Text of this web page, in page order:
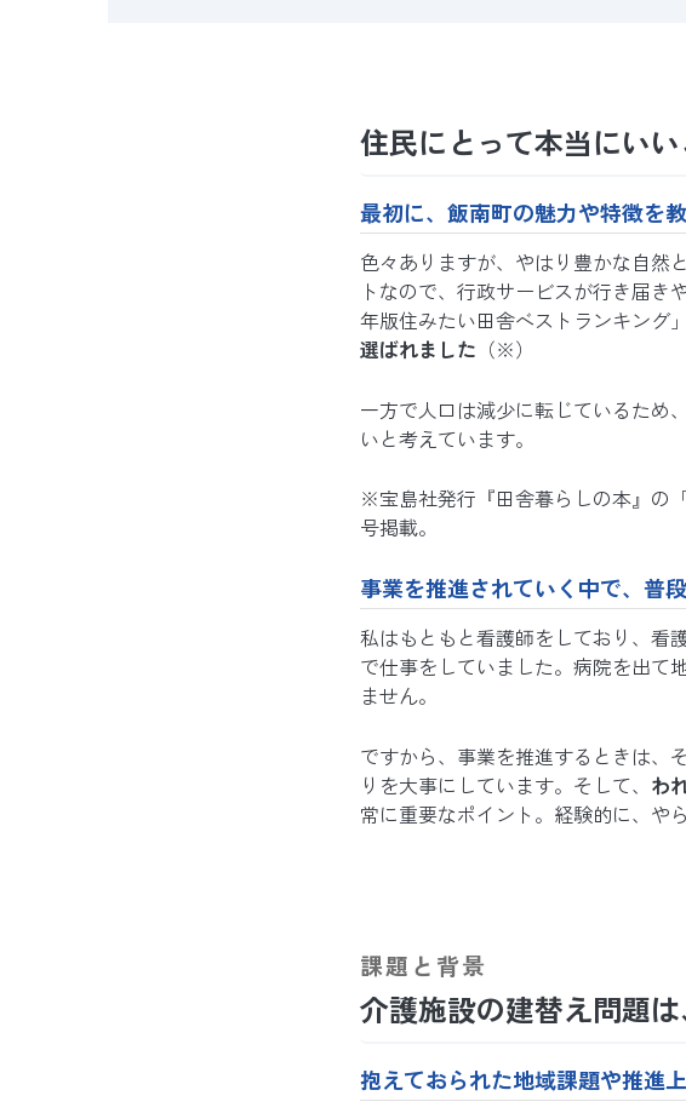
住民にとって本当にい
最初に、飯南町の魅力や特徴を
色々ありますが、やはり豊かな自然
トなので、行政サービスが行き届き
年版住みたい田舎ベストランキング
選ばれました （※）
一方で人口は減少に転じているため
いと考えています。
※宝島社発行『田舎暮らしの本』の
号掲載。
事業を推進されていく中で、普
私はもともと看護師をしており、看
で仕事をしていました。病院を出て
ません。
ですから、事業を推進するときは、
りを大事にしています。そして、 わ
常に重要なポイント。経験的に、や
課題と背景
介護施設の建替え問題
抱えておられた地域課題や推進